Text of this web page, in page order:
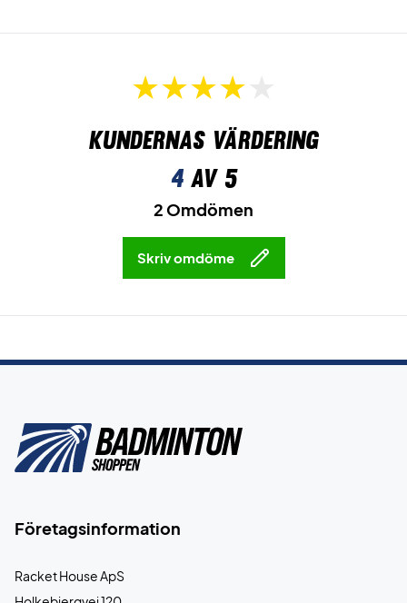
Kundernas värdering
4av 5
2 Omdömen
Skriv omdöme
Företagsinformation
Racket House ApS